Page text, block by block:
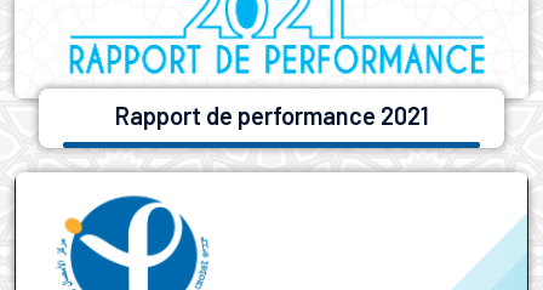
Rapport de performance 2021